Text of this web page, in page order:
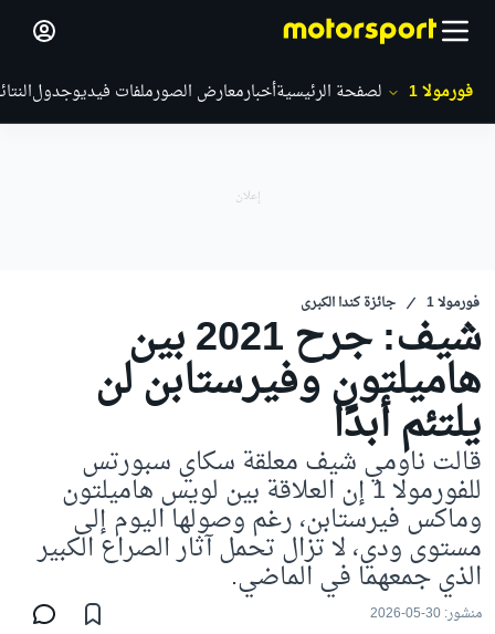
فورمولا 1 الصفحة الرئيسيةأخبارمعارض الصورملفات فيديوجدول
فورمولا 1 جائزة كندا الكبرى شيف: جرح 2021 بين
هاميلتون وفيرستابن لن
يلتئم أبدًا
قالت ناومي شيف معلقة سكاي سبورتس
للفورمولا 1 إن العلاقة بين لويس هاميلتون
وماكس فيرستابن، رغم وصولها اليوم إلى
مستوى ودي، لا تزال تحمل آثار الصراع الكبير
الذي جمعهما في الماضي.
منشور:30-05-2026